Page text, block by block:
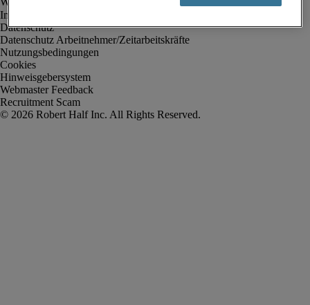
Impressum
Datenschutz
Datenschutz Arbeitnehmer/Zeitarbeitskräfte
Nutzungsbedingungen
Cookies
Hinweisgebersystem
Webmaster Feedback
Recruitment Scam